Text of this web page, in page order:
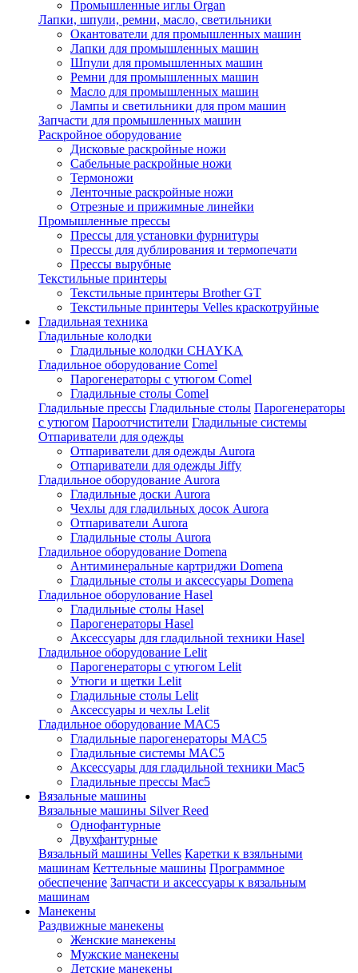
Промышленные иглы Organ
Лапки, шпули, ремни, масло, светильники
Окантователи для промышленных машин
Лапки для промышленных машин
Шпули для промышленных машин
Ремни для промышленных машин
Масло для промышленных машин
Лампы и светильники для пром машин
Запчасти для промышленных машин
Раскройное оборудование
Дисковые раскройные ножи
Сабельные раскройные ножи
Термоножи
Ленточные раскройные ножи
Отрезные и прижимные линейки
Промышленные прессы
Прессы для установки фурнитуры
Прессы для дублирования и термопечати
Прессы вырубные
Текстильные принтеры
Текстильные принтеры Brother GT
Текстильные принтеры Velles краскотруйные
Гладильная техника
Гладильные колодки
Гладильные колодки CHAYKA
Гладильное оборудование Comel
Парогенераторы с утюгом Comel
Гладильные столы Comel
Гладильные прессы Гладильные столы Парогенераторы
с утюгом Пароотчистители Гладильные системы
Отпариватели для одежды
Отпариватели для одежды Aurora
Отпариватели для одежды Jiffy
Гладильное оборудование Aurora
Гладильные доски Aurora
Чехлы для гладильных досок Aurora
Отпариватели Aurora
Гладильные столы Aurora
Гладильное оборудование Domena
Антиминеральные картриджи Domena
Гладильные столы и аксессуары Domena
Гладильное оборулование Hasel
Гладильные столы Hasel
Парогенераторы Hasel
Аксессуары для гладильной техники Hasel
Гладильное оборудование Lelit
Парогенераторы с утюгом Lelit
Утюги и щетки Lelit
Гладильные столы Lelit
Аксессуары и чехлы Lelit
Гладильное оборудование MAC5
Гладильные парогенераторы MAC5
Гладильные системы MAC5
Аксессуары для гладильной техники Mac5
Гладильные прессы Mac5
Вязальные машины
Вязальные машины Silver Reed
Однофантурные
Двухфантурные
Вязальный машины Velles Каретки к взяльными
машинам Кеттельные машины Программное
обеспечение Запчасти и аксессуары к вязальным
машинам
Манекены
Раздвижные манекены
Женские манекены
Мужские манекены
Детские манекены